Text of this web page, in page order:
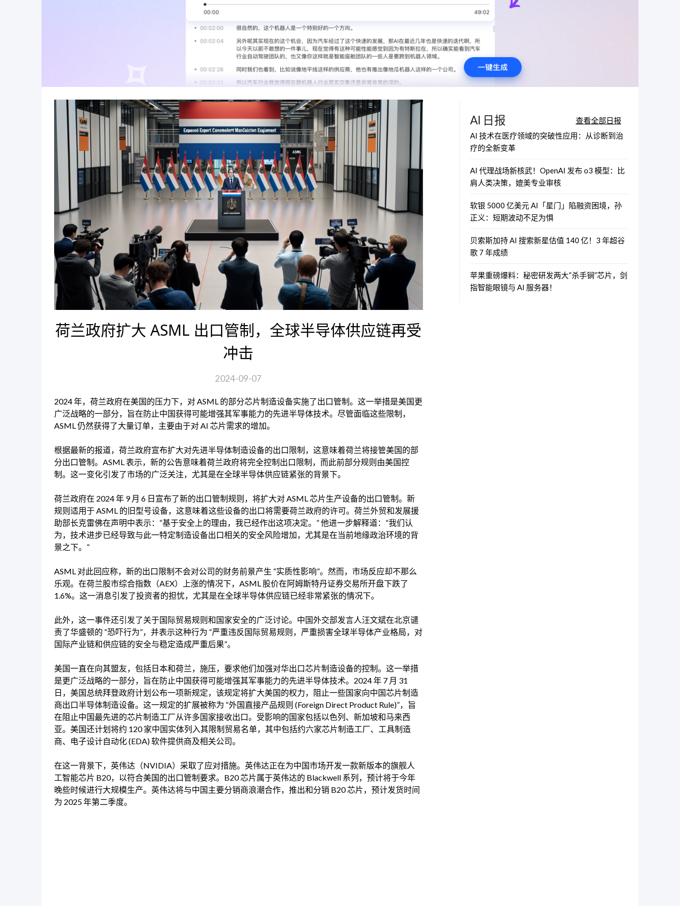
荷兰政府扩大 ASML 出口管制，全球半导体供应链再受
冲击
2024-09-07
2024 年，荷兰政府在美国的压力下，对 ASML 的部分芯片制造设备实施了出口管制。这一举措是美国更
广泛战略的一部分，旨在防止中国获得可能增强其军事能力的先进半导体技术。尽管面临这些限制，
ASML 仍然获得了大量订单，主要由于对 AI 芯片需求的增加。
根据最新的报道，荷兰政府宣布扩大对先进半导体制造设备的出口限制，这意味着荷兰将接管美国的部
分出口管制。ASML 表示，新的公告意味着荷兰政府将完全控制出口限制，而此前部分规则由美国控
制。这一变化引发了市场的广泛关注，尤其是在全球半导体供应链紧张的背景下。
荷兰政府在 2024 年 9 月 6 日宣布了新的出口管制规则，将扩大对 ASML 芯片生产设备的出口管制。新
规则适用于 ASML 的旧型号设备，这意味着这些设备的出口将需要荷兰政府的许可。荷兰外贸和发展援
助部长克雷佛在声明中表示：“基于安全上的理由，我已经作出这项决定。” 他进一步解释道：“我们认
为，技术进步已经导致与此一特定制造设备出口相关的安全风险增加，尤其是在当前地缘政治环境的背
景之下。”
ASML 对此回应称，新的出口限制不会对公司的财务前景产生 “实质性影响”。然而，市场反应却不那么
乐观。在荷兰股市综合指数（AEX）上涨的情况下，ASML 股价在阿姆斯特丹证券交易所开盘下跌了
1.6%。这一消息引发了投资者的担忧，尤其是在全球半导体供应链已经非常紧张的情况下。
此外，这一事件还引发了关于国际贸易规则和国家安全的广泛讨论。中国外交部发言人汪文斌在北京谴
责了华盛顿的 “恐吓行为”，并表示这种行为 “严重违反国际贸易规则，严重损害全球半导体产业格局，对
国际产业链和供应链的安全与稳定造成严重后果”。
美国一直在向其盟友，包括日本和荷兰，施压，要求他们加强对华出口芯片制造设备的控制。这一举措
是更广泛战略的一部分，旨在防止中国获得可能增强其军事能力的先进半导体技术。2024 年 7 月 31
日，美国总统拜登政府计划公布一项新规定，该规定将扩大美国的权力，阻止一些国家向中国芯片制造
商出口半导体制造设备。这一规定的扩展被称为 “外国直接产品规则 (Foreign Direct Product Rule)”，旨
在阻止中国最先进的芯片制造工厂从许多国家接收出口。受影响的国家包括以色列、新加坡和马来西
亚。美国还计划将约 120 家中国实体列入其限制贸易名单，其中包括约六家芯片制造工厂、工具制造
商、电子设计自动化 (EDA) 软件提供商及相关公司。
在这一背景下，英伟达（NVIDIA）采取了应对措施。英伟达正在为中国市场开发一款新版本的旗舰人
工智能芯片 B20，以符合美国的出口管制要求。B20 芯片属于英伟达的 Blackwell 系列，预计将于今年
晚些时候进行大规模生产。英伟达将与中国主要分销商浪潮合作，推出和分销 B20 芯片，预计发货时间
为 2025 年第二季度。
AI 日报
查看全部日报
AI 技术在医疗领域的突破性应用：从诊断到治
疗的全新变革
AI 代理战场新核武！OpenAI 发布 o3 模型：比
肩人类决策，媲美专业审核
软银 5000 亿美元 AI「星门」陷融资困境，孙
正义：短期波动不足为惧
贝索斯加持 AI 搜索新星估值 140 亿！3 年超谷
歌 7 年成绩
苹果重磅爆料：秘密研发两大“杀手锏”芯片，剑
指智能眼镜与 AI 服务器！